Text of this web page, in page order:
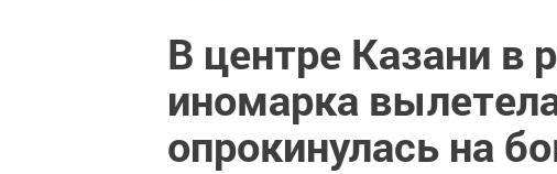
В центре Казани в
иномарка
опрокинулась на